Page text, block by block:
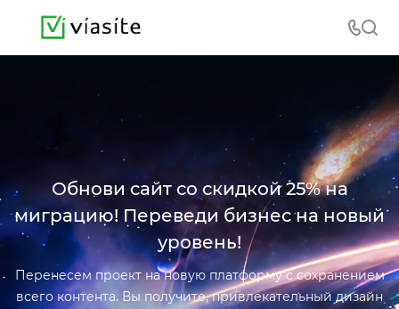
Обнови сайт со скидкой 25% на
миграцию! Переведи бизнес на новый
уровень!
Перенесем проект на новую платформу с сохранением
всего контента. Вы получите, привлекательный дизайн